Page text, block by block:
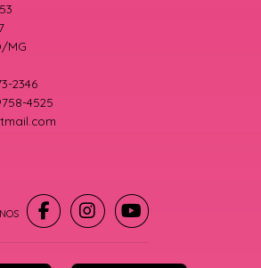
MG
2346
4525